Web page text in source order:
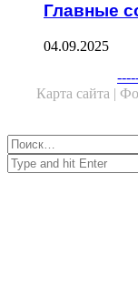
Главные
04.09.2025
Карта сайта |
Close
Найти:
Close